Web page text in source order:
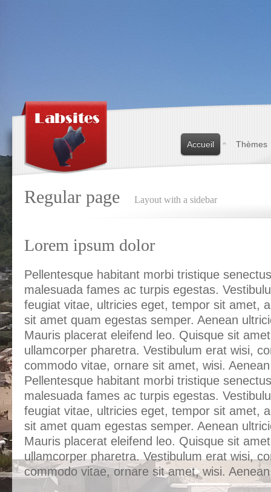
Accueil Thèmes
Regular page Layout with a sidebar
Lorem ipsum dolor
Pellentesque habitant morbi tristique
malesuada fames ac turpis egestas.
feugiat vitae, ultricies eget, tempor sit amet,
sit amet quam egestas semper. Aenean
Mauris placerat eleifend leo. Quisque sit
ullamcorper pharetra. Vestibulum erat wisi,
commodo vitae, ornare sit amet, wisi.
Pellentesque habitant morbi tristique
malesuada fames ac turpis egestas.
feugiat vitae, ultricies eget, tempor sit amet,
sit amet quam egestas semper. Aenean
Mauris placerat eleifend leo. Quisque sit
ullamcorper pharetra. Vestibulum erat wisi,
commodo vitae, ornare sit amet, wisi.